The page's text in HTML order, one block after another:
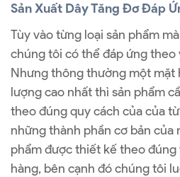
Sản Xuất Dây Tăng Đơ Đáp
Tùy vào từng loại sản phẩm
chúng tôi có thể đáp ứng theo
Nhưng thông thường một mặt
lượng cao nhất thì sản phẩm
theo đúng quy cách của của
những thành phần cơ bản của
phẩm được thiết kế theo đúng
hàng, bên cạnh đó chúng tôi